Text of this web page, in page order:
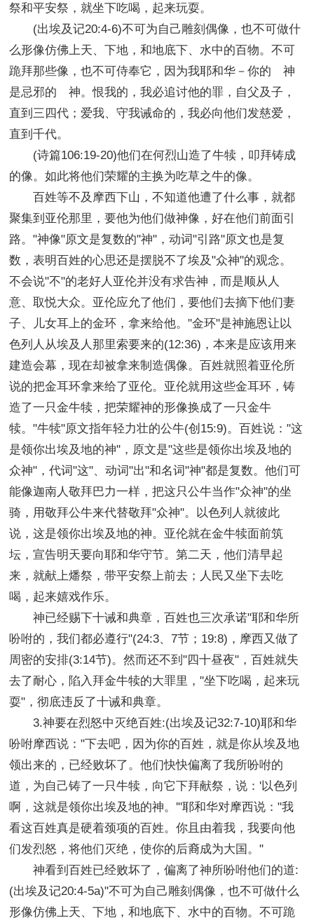
祭和平安祭，就坐下吃喝，起来玩耍。
(出埃及记20:4-6)不可为自己雕刻偶像，也不可做什
么形像仿佛上天、下地，和地底下、水中的百物。不可
跪拜那些像，也不可侍奉它，因为我耶和华－你的 神
是忌邪的 神。恨我的，我必追讨他的罪，自父及子，
直到三四代；爱我、守我诫命的，我必向他们发慈爱，
直到千代。
(诗篇106:19-20)他们在何烈山造了牛犊，叩拜铸成
的像。如此将他们荣耀的主换为吃草之牛的像。
百姓等不及摩西下山，不知道他遭了什么事，就都
聚集到亚伦那里，要他为他们做神像，好在他们前面引
路。"神像"原文是复数的"神"，动词"引路"原文也是复
数，表明百姓的心思还是摆脱不了埃及"众神"的观念。
不会说"不"的老好人亚伦并没有求告神，而是顺从人
意、取悦大众。亚伦应允了他们，要他们去摘下他们妻
子、儿女耳上的金环，拿来给他。"金环"是神施恩让以
色列人从埃及人那里索要来的(12:36)，本来是应该用来
建造会幕，现在却被拿来制造偶像。百姓就照着亚伦所
说的把金耳环拿来给了亚伦。亚伦就用这些金耳环，铸
造了一只金牛犊，把荣耀神的形像换成了一只金牛
犊。"牛犊"原文指年轻力壮的公牛(创15:9)。百姓说："这
是领你出埃及地的神"，原文是"这些是领你出埃及地的
众神"，代词"这"、动词"出"和名词"神"都是复数。他们可
能像迦南人敬拜巴力一样，把这只公牛当作"众神"的坐
骑，用敬拜公牛来代替敬拜"众神"。以色列人就彼此
说，这是领你出埃及地的神。亚伦就在金牛犊面前筑
坛，宣告明天要向耶和华守节。第二天，他们清早起
来，就献上燔祭，带平安祭上前去；人民又坐下去吃
喝，起来嬉戏作乐。
神已经赐下十诫和典章，百姓也三次承诺"耶和华所
吩咐的，我们都必遵行"(24:3、7节；19:8)，摩西又做了
周密的安排(3:14节)。然而还不到"四十昼夜"，百姓就失
去了耐心，陷入拜金牛犊的大罪里，"坐下吃喝，起来玩
耍"，彻底违反了十诫和典章。
3.神要在烈怒中灭绝百姓:(出埃及记32:7-10)耶和华
吩咐摩西说："下去吧，因为你的百姓，就是你从埃及地
领出来的，已经败坏了。他们快快偏离了我所吩咐的
道，为自己铸了一只牛犊，向它下拜献祭，说：'以色列
啊，这就是领你出埃及地的神。'"耶和华对摩西说："我
看这百姓真是硬着颈项的百姓。你且由着我，我要向他
们发烈怒，将他们灭绝，使你的后裔成为大国。"
神看到百姓已经败坏了，偏离了神所吩咐他们的道:
(出埃及记20:4-5a)"不可为自己雕刻偶像，也不可做什么
形像仿佛上天、下地，和地底下、水中的百物。不可跪